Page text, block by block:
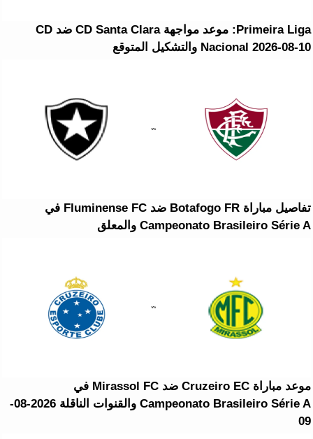
Primeira Liga: موعد مواجهة CD Santa Clara ضد CD
Nacional 2026-08-10 والتشكيل المتوقع
تفاصيل مباراة Botafogo FR ضد Fluminense FC في
Campeonato Brasileiro Série A والمعلق
موعد مباراة Cruzeiro EC ضد Mirassol FC في
Campeonato Brasileiro Série A والقنوات الناقلة 2026-08-
09